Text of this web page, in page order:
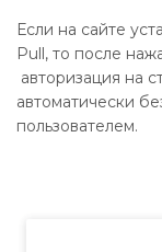
Если на сайте
Pull, то после
авторизация на
автоматически
пользователем.